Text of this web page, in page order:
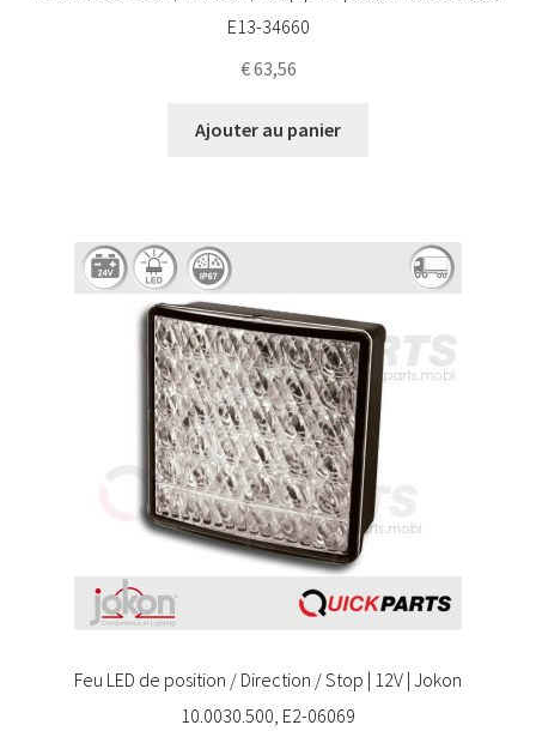
E13-34660
€63,56
Ajouter au panier
Feu LED de position / Direction / Stop | 12V | Jokon
10.0030.500, E2-06069